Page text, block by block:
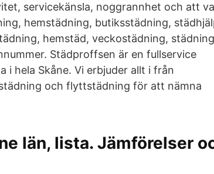
servicekänsla, noggrannhet och att
hemstädning, butiksstädning,
hemstäd, veckostädning,
Städproffsen är en fullservice
i hela Skåne. Vi erbjuder allt i från
och flyttstädning för att nämna
län, lista. Jämförelser